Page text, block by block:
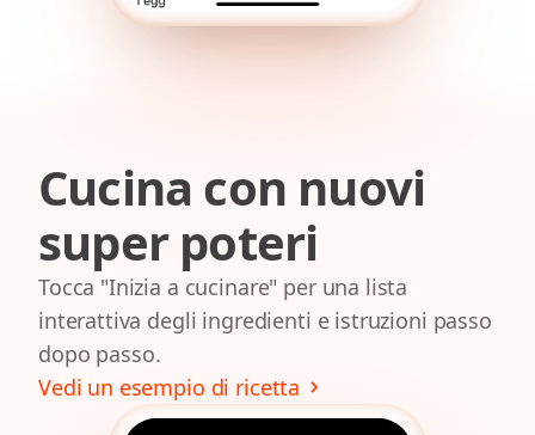
Cucina con nuovi
super poteri
Tocca "Inizia a cucinare" per una lista
interattiva degli ingredienti e istruzioni passo
dopo passo.
Vedi un esempio di ricetta